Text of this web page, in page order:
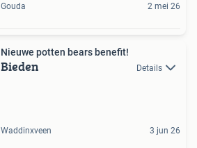
Gouda 2 mei 26
Nieuwe potten bears benefit!
Bieden Details
Waddinxveen 3 jun 26